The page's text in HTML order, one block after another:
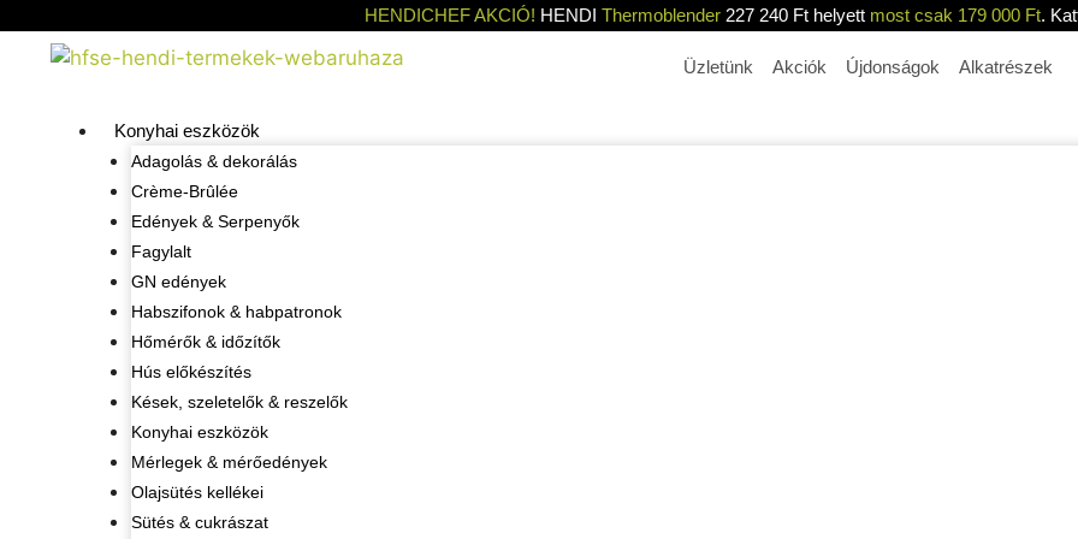
HENDICHEF AKCIÓ! HENDI Thermoblender227 240 Ft helyett most csak 179 000 Ft.
Üzletünk Akciók Újdonságok Alkatrészek
Konyhai eszközök
Adagolás & dekorálás
Crème-Brûlée
Edények & Serpenyők
Fagylalt
GN edények
Habszifonok & habpatronok
Hőmérők & időzítők
Hús előkészítés
Kések, szeletelők & reszelők
Konyhai eszközök
Mérlegek & mérőedények
Olajsütés kellékei
Sütés & cukrászat